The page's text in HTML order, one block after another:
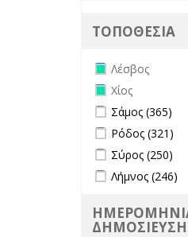
ΤΟΠΟΘΕΣΙΑ
Remove Λέσβος
Λέσβος
Remove Χίος filter
Χίος
Apply Σάμος filter
Σάμος (365)
Apply Ρόδος filter
Ρόδος (321)
Apply Σύρος filter
Σύρος (250)
Apply Λήμνος
Λήμνος (246)